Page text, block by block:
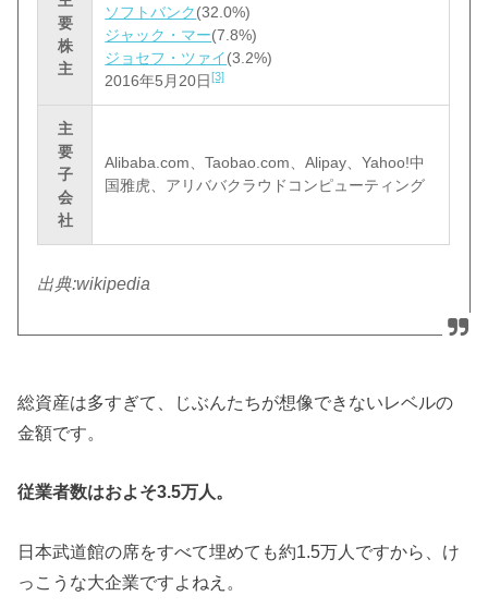
要
株
主
ソフトバンク(32.0%)
ジャック・マー(7.8%)
ジョセフ・ツァイ(3.2%)
2016年5月20日[3]
主
要
子
会
社
Alibaba.com、Taobao.com、Alipay、Yahoo!中
国雅虎、アリババクラウドコンピューティング
出典:wikipedia
総資産は多すぎて、じぶんたちが想像できないレベルの
金額です。
従業者数はおよそ3.5万人。
日本武道館の席をすべて埋めても約1.5万人ですから、け
っこうな大企業ですよねえ。